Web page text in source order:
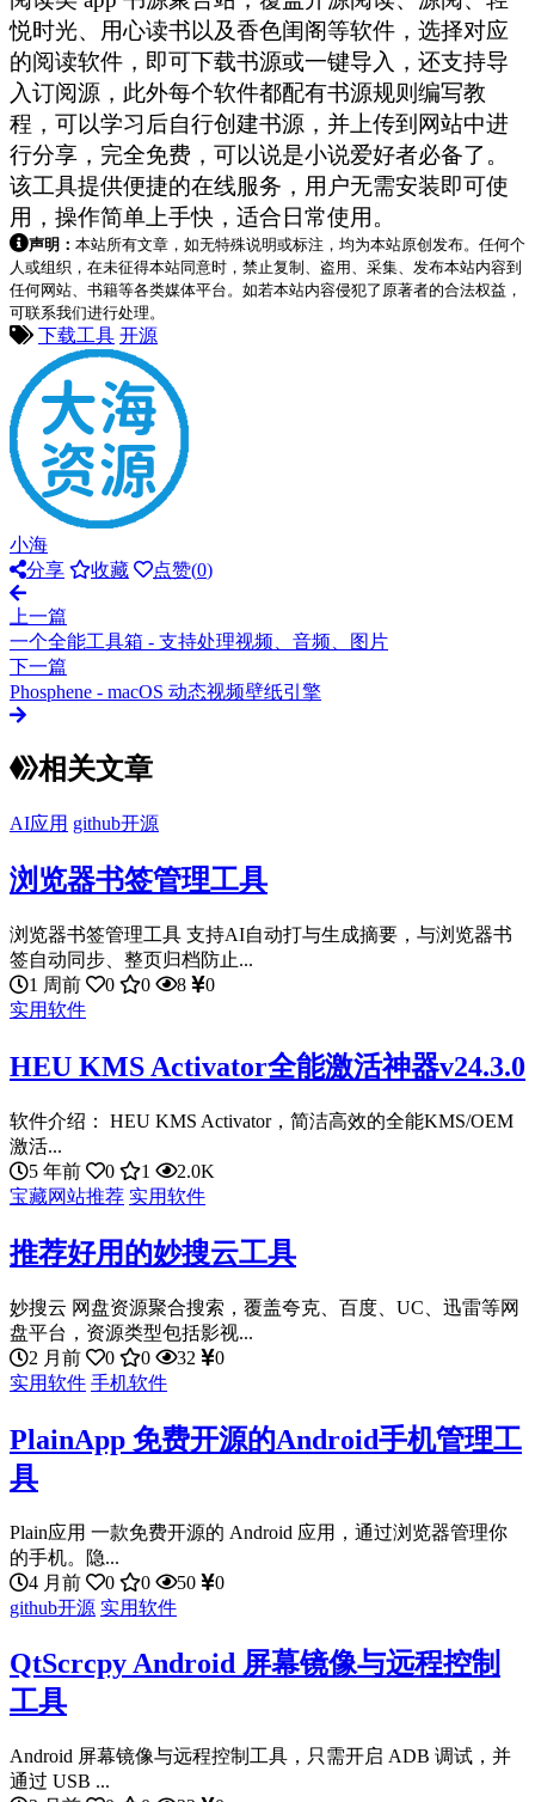
悦时光、用心读书以及香色闺阁等软件，选择对应
的阅读软件，即可下载书源或一键导入，还支持导
入订阅源，此外每个软件都配有书源规则编写教
程，可以学习后自行创建书源，并上传到网站中进
行分享，完全免费，可以说是小说爱好者必备了。
该工具提供便捷的在线服务，用户无需安装即可使
用，操作简单上手快，适合日常使用。
声明： 本站所有文章，如无特殊说明或标注，均为本站原创发布。任何个
人或组织，在未征得本站同意时，禁止复制、盗用、采集、发布本站内容到
任何网站、书籍等各类媒体平台。如若本站内容侵犯了原著者的合法权益，
可联系我们进行处理。
下载工具 开源
小海
分享
收藏 点赞(0)
上一篇
一个全能工具箱 - 支持处理视频、音频、图片
下一篇
Phosphene - macOS 动态视频壁纸引擎
相关文章
AI应用 github开源
浏览器书签管理工具
浏览器书签管理工具 支持AI自动打与生成摘要，与浏览器书
签自动同步、整页归档防止...
1 周前
0 0 8
0
实用软件
HEU KMS Activator全能激活神器v24.3.0
软件介绍： HEU KMS Activator，简洁高效的全能KMS/OEM
激活...
5 年前
0 1
2.0K
宝藏网站推荐 实用软件
推荐好用的妙搜云工具
妙搜云 网盘资源聚合搜索，覆盖夸克、百度、UC、迅雷等网
盘平台，资源类型包括影视...
2 月前
0 0 32
0
实用软件 手机软件
PlainApp 免费开源的Android手机管理工
具
Plain应用 一款免费开源的 Android 应用，通过浏览器管理你
的手机。隐...
4 月前
0 0 50
0
github开源 实用软件
QtScrcpy Android 屏幕镜像与远程控制
工具
Android 屏幕镜像与远程控制工具，只需开启 ADB 调试，并
通过 USB ...